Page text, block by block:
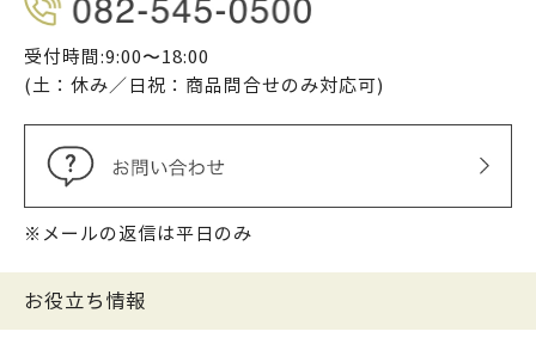
受付時間:9:00〜18:00
(土：休み／日祝：商品問合せのみ対応可)
※メールの返信は平日のみ
お役立ち情報